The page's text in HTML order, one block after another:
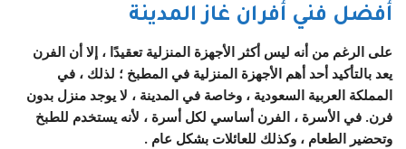
أفضل فني أفران غاز المدينة
على الرغم من أنه ليس أكثر الأجهزة المنزلية تعقيدًا ، إلا أن الفرن
يعد بالتأكيد أحد أهم الأجهزة المنزلية في المطبخ ؛ لذلك ، في
المملكة العربية السعودية ، وخاصة في المدينة ، لا يوجد منزل بدون
فرن. في الأسرة ، الفرن أساسي لكل أسرة ، لأنه يستخدم للطبخ
وتحضير الطعام ، وكذلك للعائلات بشكل عام .